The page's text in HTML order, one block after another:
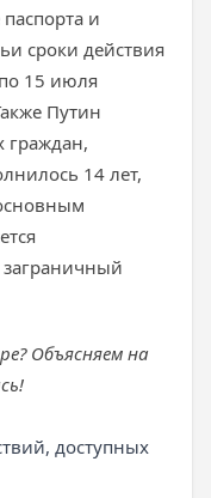
и
сроки действия
15 июля
Путин
граждан,
14 лет,
Объясняем на
доступных